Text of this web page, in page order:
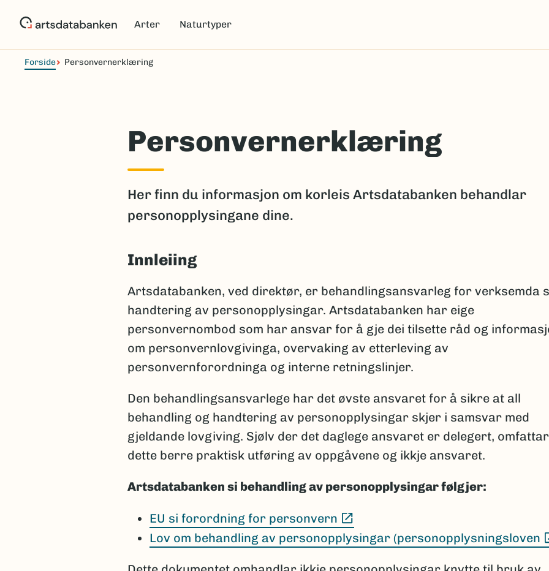
Arter Naturtyper
Forside Personvernerklæring
Personvernerklæring
Her finn du informasjon om korleis Artsdatabanken behandlar
personopplysingane dine.
Innleiing
Artsdatabanken, ved direktør, er behandlingsansvarleg for verksemda
handtering av personopplysingar. Artsdatabanken har eige
personvernombod som har ansvar for å gje dei tilsette råd og
om personvernlovgivinga, overvaking av etterleving av
personvernforordninga og interne retningslinjer.
Den behandlingsansvarlege har det øvste ansvaret for å sikre at all
behandling og handtering av personopplysingar skjer i samsvar med
gjeldande lovgiving. Sjølv der det daglege ansvaret er delegert, omfattar
dette berre praktisk utføring av oppgåvene og ikkje ansvaret.
Artsdatabanken si behandling av personopplysingar følgjer:
EU si forordning for personvern
Lov om behandling av personopplysingar (personopplysningsloven